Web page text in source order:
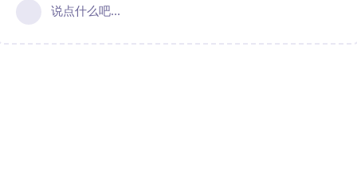
说点什么吧...